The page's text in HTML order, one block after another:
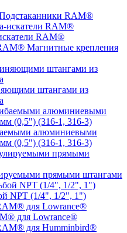
RAM®
RAM®
Магнитные крепления
штангами из
алюминиевыми
(0,5") (316-1, 316-3)
прямыми штангами
NPT (1/4", 1/2", 1")
для Lowrance®